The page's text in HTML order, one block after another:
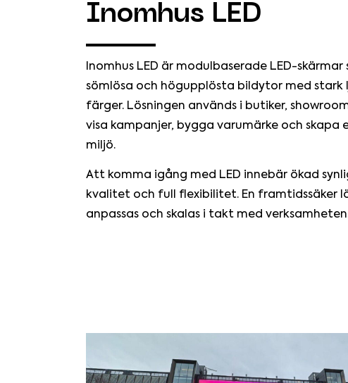
Inomhus LED
Inomhus LED är modulbaserade LED-skärmar
sömlösa och högupplösta bildytor med stark
färger. Lösningen används i butiker,
visa kampanjer, bygga varumärke och skapa
miljö.
Att komma igång med LED innebär ökad
kvalitet och full flexibilitet. En framtidssäker
anpassas och skalas i takt med